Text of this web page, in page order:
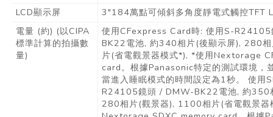
LCD顯示屏
3"184萬點可傾斜多角度靜電式觸控TFT
電量 (約) (以CIPA
標準計算的拍攝數
量)
使用CFexpress Card時: 使用S-
BK22電池, 約340相片(後顯示屏), 280
片(省電觀景器模式*), *使用Nextorage
card。根據Panasonic特定的測試環境，
當進入睡眠模式的時間設定為1秒。 使用
R24105鏡頭 / DMW-BK22電池, 約350
280相片(觀景器), 1100相片(省電觀景器